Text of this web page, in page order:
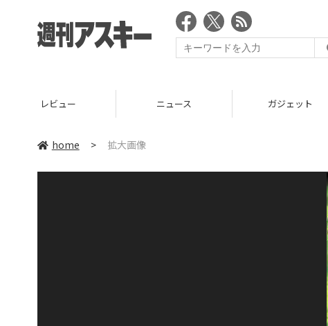
レビュー ニュース ガジェット
home > 拡大画像